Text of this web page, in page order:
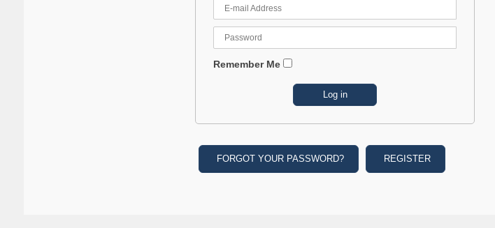
Remember Me
FORGOT YOUR PASSWORD? REGISTER